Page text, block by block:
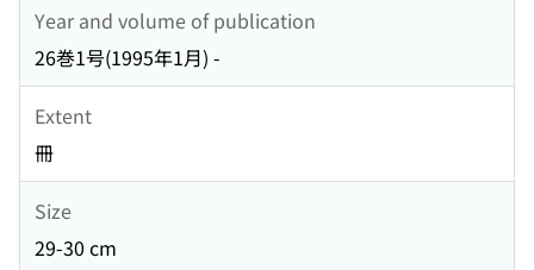
Year and volume of publication
26巻1号(1995年1月) -
Extent
冊
Size
29-30 cm